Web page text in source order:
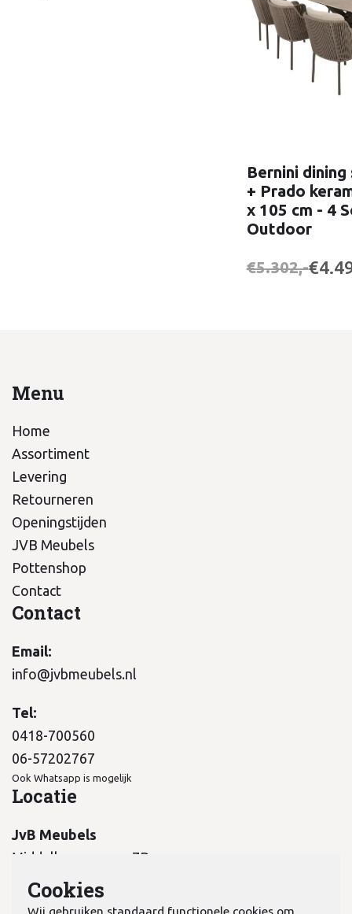
Bernini
+ Prado
x 105 cm - 4
Outdoor
€5.302,-
Menu
Home
Assortiment
Levering
Retourneren
Openingstijden
JVB Meubels
Pottenshop
Contact
Contact
Email:
info@jvbmeubels.nl
Tel:
0418-700560
06-57202767
Ook Whatsapp is mogelijk
Locatie
JvB Meubels
Middelkampseweg 7B
5311 PC Gameren
Cookies
Wij gebruiken standaard functionele cookies om